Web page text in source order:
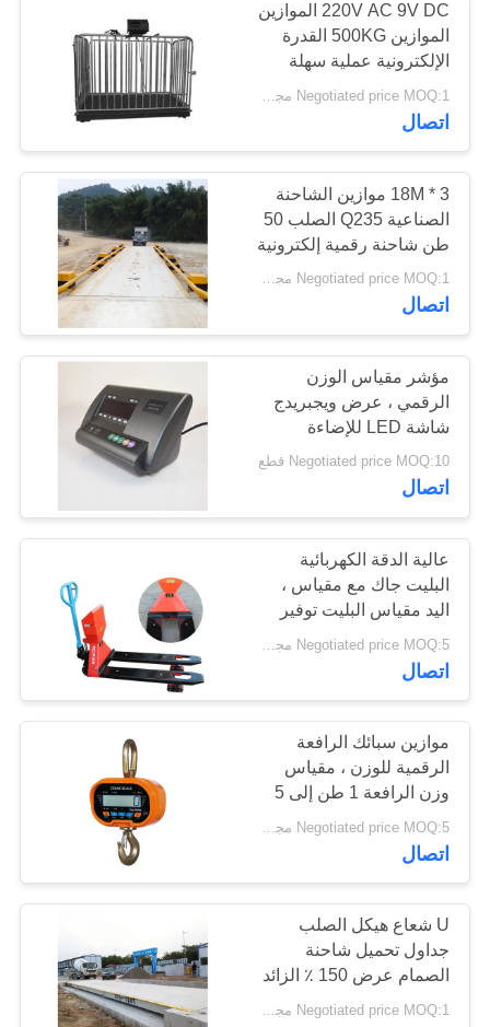
الموقع
PRIVACY
POLICY
موازين أرضية
26
موازين منصة
7
موازين رافعة
إلكترونية
20
الموازين الرقمية
المعلقة
11
220V AC 9V DC الموازين
الموازين 500KG القدرة
الإلكترونية عملية سهلة
Negotiated price MOQ:1 مجموعة
اتصال
3 * 18M موازين الشاحنة
الصناعية Q235 الصلب 50
طن شاحنة رقمية إلكترونية
وزنها
Negotiated price MOQ:1 مجموعة
اتصال
مؤشر مقياس الوزن
الرقمي ، عرض ويجبريدج
شاشة LED للإضاءة
الخلفية Yoahua A12E
Negotiated price MOQ:10 قطع
اتصال
عالية الدقة الكهربائية
البليت جاك مع مقياس ،
اليد مقياس البليت توفير
العمالة
اتصال
موازين سبائك الرافعة
الرقمية للوزن ، مقياس
وزن الرافعة 1 طن إلى 5
طن معايرة
Negotiated price MOQ:5 مجموعات
اتصال
U شعاع هيكل الصلب
جداول تحميل شاحنة
الصمام عرض 150 ٪ الزائد
10 ~ 150 طن
Negotiated price MOQ:1 مجموعة